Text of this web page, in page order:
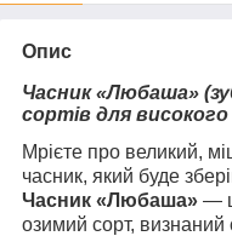
Опис
Часник «Любаша»
сортів для
Мрієте про великий,
часник, який буде
Часник «Любаша» —
озимий сорт, визнаний